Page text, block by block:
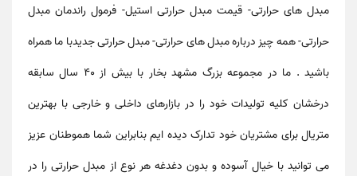
مبدل های حرارتی- قیمت مبدل حرارتی استیل- فرمول راندمان مبدل
حرارتی- همه چیز درباره مبدل های حرارتی- مبدل حرارتی جدیدبا ما همراه
باشید . ما در مجموعه بزرگ مشهد بخار با بیش از 40 سال سابقه
درخشان کلیه تولیدات خود را در بازارهای داخلی و خارجی با بهترین
متریال برای مشتریان خود تدارک دیده ایم بنابراین شما هموطنان عزیز
می توانید با خیال آسوده و بدون دغدغه هر نوع از مبدل حرارتیرا در